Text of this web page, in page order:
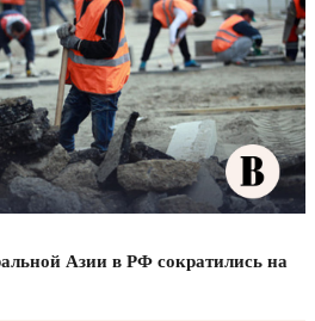
Азии в РФ сократились на